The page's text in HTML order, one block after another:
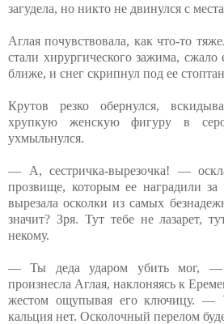
загудела, но никто не двинулся с
Аглая почувствовала, как что-то
стали хирургического зажима,
ближе, и снег скрипнул под ее
Крутов резко обернулся,
хрупкую женскую фигуру в
ухмыльнулся.
— А, сестричка-вырезочка! —
прозвище, которым ее наградили
вырезала осколки из самых
значит? Зря. Тут тебе не лазарет,
некому.
— Ты деда ударом убить мог, —
произнесла Аглая, наклоняясь к
жестом ощупывая его ключицу. —
кальция нет. Осколочный перелом